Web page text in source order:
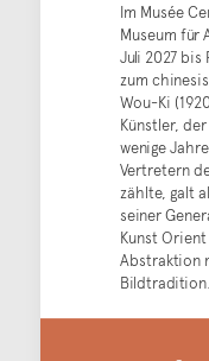
Im Musée
Museum für
Juli 2027 bis
zum
Wou-Ki
Künstler,
wenige
Vertretern
zählte, galt
seiner
Kunst
Abstraktion
Bildtradition.